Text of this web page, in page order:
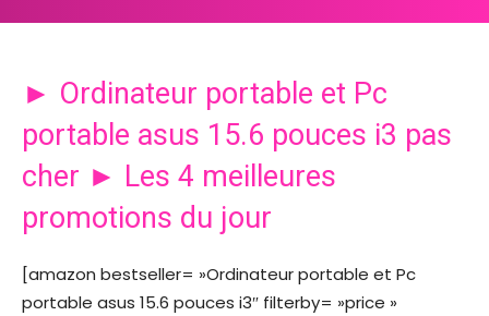
► Ordinateur portable et Pc
portable asus 15.6 pouces i3 pas
cher ► Les 4 meilleures
promotions du jour
[amazon bestseller= »Ordinateur portable et Pc
portable asus 15.6 pouces i3″ filterby= »price »